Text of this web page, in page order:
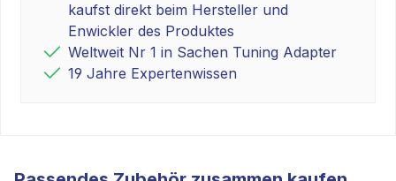
kaufst direkt beim Hersteller und
Enwickler des Produktes
Weltweit Nr 1 in Sachen Tuning Adapter
19 Jahre Expertenwissen